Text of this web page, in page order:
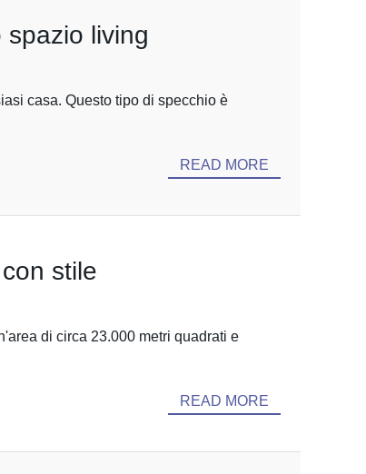
living
casa. Questo tipo di specchio è
READ MORE
stile
di circa 23.000 metri quadrati e
READ MORE